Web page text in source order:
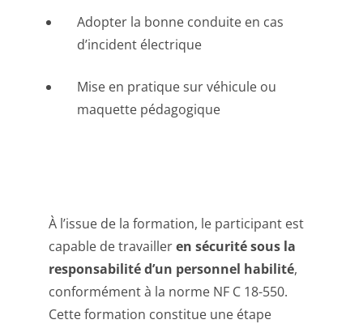
Adopter la bonne conduite en cas
d’incident électrique
Mise en pratique sur véhicule ou
maquette pédagogique
À l’issue de la formation, le participant est
capable de travailleren sécurité sous la
responsabilité d’un personnel habilité,
conformément à la norme NF C 18-550.
Cette formation constitue une étape